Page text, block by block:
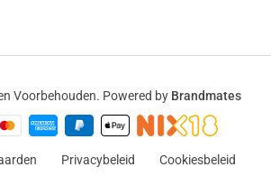
Voorbehouden. Powered by Brandmates
Privacybeleid Cookiesbeleid